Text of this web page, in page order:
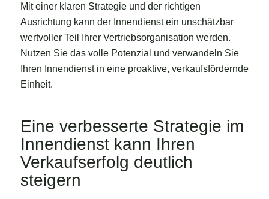
Mit einer klaren Strategie und der richtigen
Ausrichtung kann der Innendienst ein unschätzbar
wertvoller Teil Ihrer Vertriebsorganisation werden.
Nutzen Sie das volle Potenzial und verwandeln Sie
Ihren Innendienst in eine proaktive, verkaufsfördernde
Einheit.
Eine verbesserte Strategie im
Innendienst kann Ihren
Verkaufserfolg deutlich
steigern